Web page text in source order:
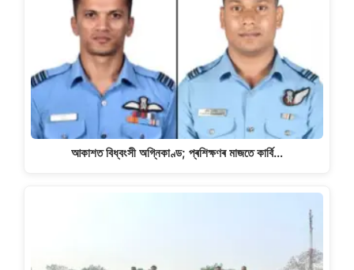
আকাশত বিধ্বংসী অগ্নিকাণ্ড; প্ৰশিক্ষণৰ মাজতে কাৰ্বি…